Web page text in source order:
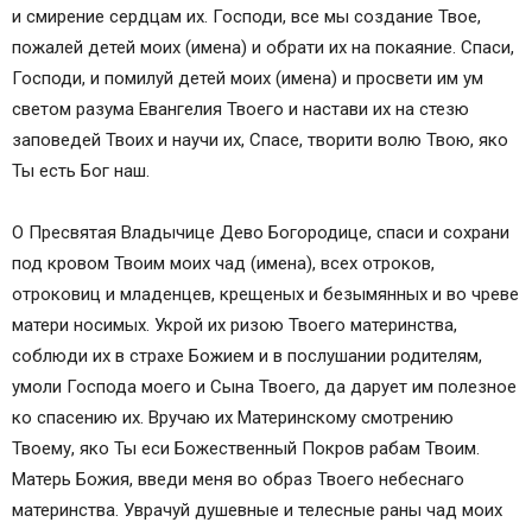
и смирение сердцам их. Господи, все мы создание Твое,
пожалей детей моих (имена) и обрати их на покаяние. Спаси,
Господи, и помилуй детей моих (имена) и просвети им ум
светом разума Евангелия Твоего и настави их на стезю
заповедей Твоих и научи их, Спасе, творити волю Твою, яко
Ты есть Бог наш.
О Пресвятая Владычице Дево Богородице, спаси и сохрани
под кровом Твоим моих чад (имена), всех отроков,
отроковиц и младенцев, крещеных и безымянных и во чреве
матери носимых. Укрой их ризою Твоего материнства,
соблюди их в страхе Божием и в послушании родителям,
умоли Господа моего и Сына Твоего, да дарует им полезное
ко спасению их. Вручаю их Материнскому смотрению
Твоему, яко Ты еси Божественный Покров рабам Твоим.
Матерь Божия, введи меня во образ Твоего небеснаго
материнства. Уврачуй душевные и телесные раны чад моих